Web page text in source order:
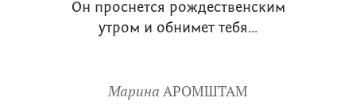
Он проснется рождественским
утром и обнимет тебя…
Марина АРОМШТАМ